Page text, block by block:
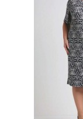
Твой Имидж